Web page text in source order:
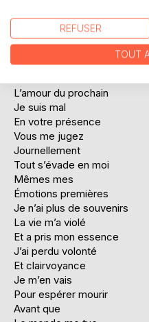
Nous emprisonne
Et ces lois qui
Nous mènent
L’amour du prochain
Je suis mal
En votre présence
Vous me jugez
Journellement
Tout s’évade en moi
Mêmes mes
Émotions premières
Je n’ai plus de souvenirs
La vie m’a violé
Et a pris mon essence
J’ai perdu volonté
Et clairvoyance
Je m’en vais
Pour espérer mourir
Avant que
REFUSER
TOUT